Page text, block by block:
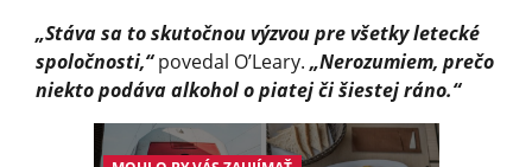
„Stáva sa to skutočnou výzvou pre všetky letecké
spoločnosti,“povedal O’Leary. „Nerozumiem, prečo
niekto podáva alkohol o piatej či šiestej ráno.“